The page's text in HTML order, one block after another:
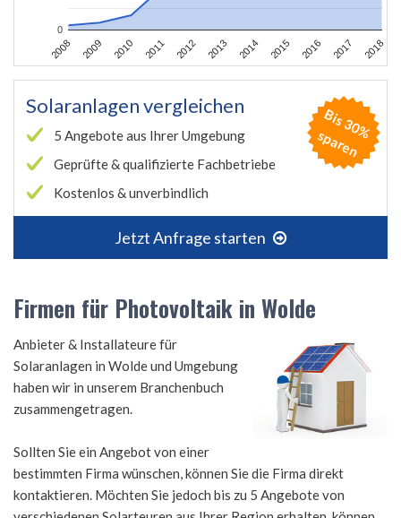
2008 2009 2010 2011 2012 2013 2014 2015 2016 2017 2018
0
Solaranlagen vergleichen
5 Angebote aus Ihrer Umgebung
Geprüfte & qualifizierte Fachbetriebe
Kostenlos & unverbindlich
Jetzt Anfrage starten
B
is
3
0
%
s
p
a
r
e
n
Firmen für Photovoltaik in Wolde
Anbieter & Installateure für
Solaranlagen in Wolde und Umgebung
haben wir in unserem Branchenbuch
zusammengetragen.
Sollten Sie ein Angebot von einer
bestimmten Firma wünschen, können Sie die Firma direkt
kontaktieren. Möchten Sie jedoch bis zu 5 Angebote von